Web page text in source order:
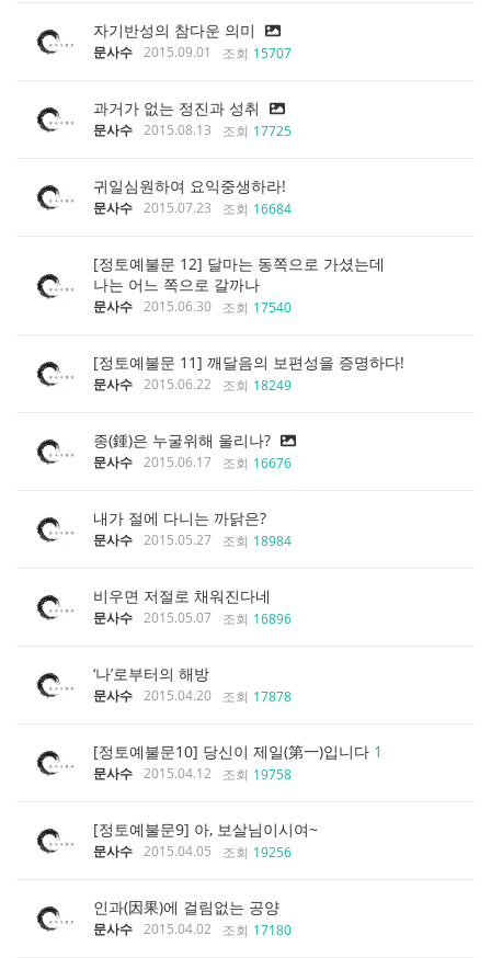
자기반성의 참다운 의미
문사수 2015.09.01 조회 15707
과거가 없는 정진과 성취
문사수 2015.08.13 조회 17725
귀일심원하여 요익중생하라!
문사수 2015.07.23 조회 16684
[정토예불문 12] 달마는 동쪽으로 가셨는데
나는 어느 쪽으로 갈까나
문사수 2015.06.30 조회 17540
[정토예불문 11] 깨달음의 보편성을 증명하다!
문사수 2015.06.22 조회 18249
종(鍾)은 누굴위해 울리나?
문사수 2015.06.17 조회 16676
내가 절에 다니는 까닭은?
문사수 2015.05.27 조회 18984
비우면 저절로 채워진다네
문사수 2015.05.07 조회 16896
‘나’로부터의 해방
문사수 2015.04.20 조회 17878
[정토예불문10] 당신이 제일(第一)입니다 1
문사수 2015.04.12 조회 19758
[정토예불문9] 아, 보살님이시여~
문사수 2015.04.05 조회 19256
인과(因果)에 걸림없는 공양
문사수 2015.04.02 조회 17180